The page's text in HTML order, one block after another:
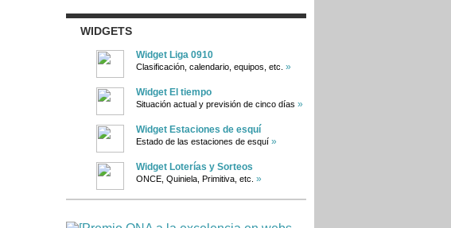
WIDGETS
Widget Liga 0910
Clasificación, calendario, equipos, etc. »
Widget El tiempo
Situación actual y previsión de cinco días »
Widget Estaciones de esquí
Estado de las estaciones de esquí »
Widget Loterías y Sorteos
ONCE, Quiniela, Primitiva, etc. »